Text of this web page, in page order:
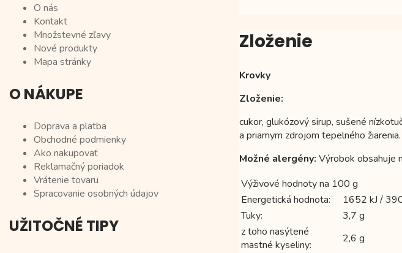
Zloženie
Krovky
Zloženie:
cukor, glukózový sirup, sušené
a priamym zdrojom tepelného žiarenia.
Možné alergény: Výrobok obsahuje
Výživové hodnoty na 100 g
Energetická hodnota:
1652 kJ /
Tuky:
3,7 g
z toho nasýtené
mastné kyseliny:
2,6 g
O nás
Kontakt
Množstevné zľavy
Nové produkty
Mapa stránky
O NÁKUPE
Doprava a platba
Obchodné podmienky
Ako nakupovať
Reklamačný poriadok
Vrátenie tovaru
Spracovanie osobných údajov
UŽITOČNÉ TIPY